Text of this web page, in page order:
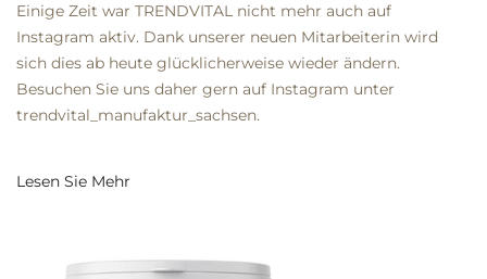
Einige Zeit war TRENDVITAL nicht mehr auch auf
Instagram aktiv. Dank unserer neuen Mitarbeiterin wird
sich dies ab heute glücklicherweise wieder ändern.
Besuchen Sie uns daher gern auf Instagram unter
trendvital_manufaktur_sachsen.
Lesen Sie Mehr